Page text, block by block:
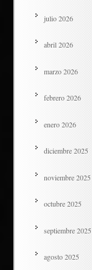
julio 2026
abril 2026
marzo 2026
febrero 2026
enero 2026
diciembre 2025
noviembre 2025
octubre 2025
septiembre 2025
agosto 2025